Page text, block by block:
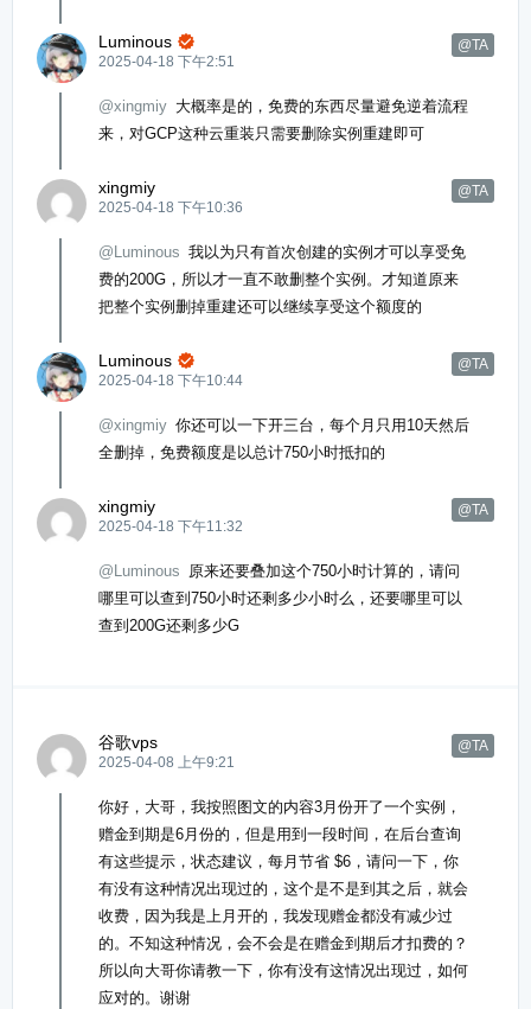
Luminous @TA

2025-04-18 下午2:51
@xingmiy 大概率是的，免费的东西尽量避免逆着流程
来，对GCP这种云重装只需要删除实例重建即可
xingmiy
@TA
2025-04-18 下午10:36
@Luminous 我以为只有首次创建的实例才可以享受免
费的200G，所以才一直不敢删整个实例。才知道原来
把整个实例删掉重建还可以继续享受这个额度的
Luminous @TA

2025-04-18 下午10:44
@xingmiy 你还可以一下开三台，每个月只用10天然后
全删掉，免费额度是以总计750小时抵扣的
xingmiy
@TA
2025-04-18 下午11:32
@Luminous
原来还要叠加这个750小时计算的，请问
哪里可以查到750小时还剩多少小时么，还要哪里可以
查到200G还剩多少G
谷歌vps
@TA
2025-04-08 上午9:21
你好，大哥，我按照图文的内容3月份开了一个实例，
赠金到期是6月份的，但是用到一段时间，在后台查询
有这些提示，状态建议，每月节省 $6，请问一下，你
有没有这种情况出现过的，这个是不是到其之后，就会
收费，因为我是上月开的，我发现赠金都没有减少过
的。不知这种情况，会不会是在赠金到期后才扣费的？
所以向大哥你请教一下，你有没有这情况出现过，如何
应对的。谢谢